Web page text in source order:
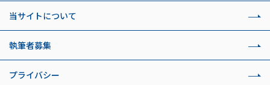
当サイトについて
執筆者募集
プライバシー